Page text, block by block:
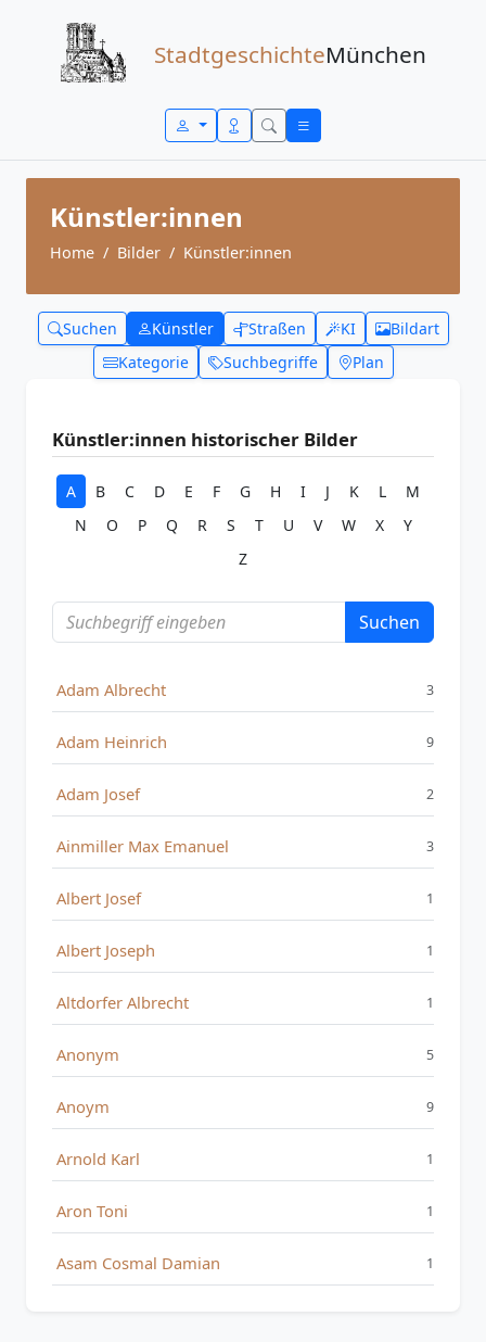
StadtgeschichteMünchen
Künstler:innen
Home Bilder Künstler:innen
Suchen Künstler Straßen KI
Bildart
Kategorie
Suchbegriffe Plan
Künstler:innen historischer Bilder
A B C D E F G H I J K L
M
N
O P Q R S T U V W X
Y
Z
Suchen
Adam Albrecht 3
Adam Heinrich 9
Adam Josef 2
Ainmiller Max Emanuel 3
Albert Josef 1
Albert Joseph 1
Altdorfer Albrecht 1
Anonym 5
Anoym 9
Arnold Karl 1
Aron Toni 1
Asam Cosmal Damian 1